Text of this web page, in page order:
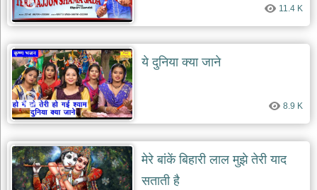
11.4 K
ये दुनिया क्या जाने
8.9 K
मेरे बांकें बिहारी लाल मुझे तेरी याद
सताती है